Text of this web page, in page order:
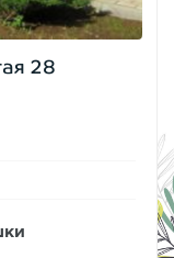
28